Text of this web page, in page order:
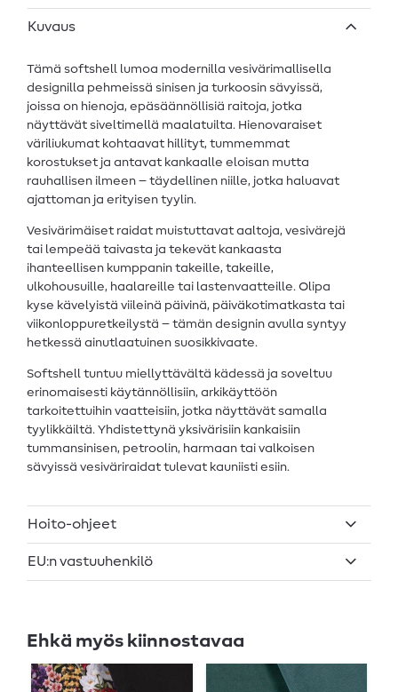
Kuvaus
Tämä softshell lumoa modernilla vesivärimallisella
designilla pehmeissä sinisen ja turkoosin sävyissä,
joissa on hienoja, epäsäännöllisiä raitoja, jotka
näyttävät siveltimellä maalatuilta. Hienovaraiset
väriliukumat kohtaavat hillityt, tummemmat
korostukset ja antavat kankaalle eloisan mutta
rauhallisen ilmeen – täydellinen niille, jotka haluavat
ajattoman ja erityisen tyylin.
Vesivärimäiset raidat muistuttavat aaltoja, vesivärejä
tai lempeää taivasta ja tekevät kankaasta
ihanteellisen kumppanin takeille, takeille,
ulkohousuille, haalareille tai lastenvaatteille. Olipa
kyse kävelyistä viileinä päivinä, päiväkotimatkasta tai
viikonloppuretkeilystä – tämän designin avulla syntyy
hetkessä ainutlaatuinen suosikkivaate.
Softshell tuntuu miellyttävältä kädessä ja soveltuu
erinomaisesti käytännöllisiin, arkikäyttöön
tarkoitettuihin vaatteisiin, jotka näyttävät samalla
tyylikkäiltä. Yhdistettynä yksivärisiin kankaisiin
tummansinisen, petroolin, harmaan tai valkoisen
sävyissä vesiväriraidat tulevat kauniisti esiin.
Hoito-ohjeet
EU:n vastuuhenkilö
Ehkä myös kiinnostavaa